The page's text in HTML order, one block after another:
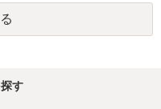
り訴訟の提起がなされたり
場合は、開示請求者（とあ
があなたであるという内容
理人の事務所なのかが不明
請にはあまり意味はなく、
す